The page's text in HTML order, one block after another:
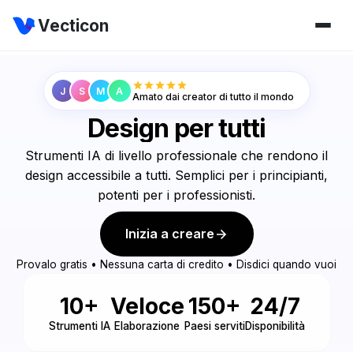
Vecticon
J S M A Amato dai creator di tutto il mondo
Design per tutti
Strumenti IA di livello professionale che rendono il
design accessibile a tutti. Semplici per i principianti,
potenti per i professionisti.
Inizia a creare
Provalo gratis • Nessuna carta di credito • Disdici quando vuoi
10+
Strumenti IA
Veloce
Elaborazione
150+
Paesi serviti
24/7
Disponibilità